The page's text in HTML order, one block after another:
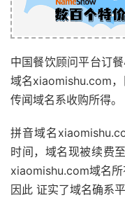
中国餐饮顾问平台订
域名xiaomishu.com，
传闻域名系收购所得。
拼音域名
时间，域名现被续费
xiaomishu.com域名所
因此 证实了域名确系